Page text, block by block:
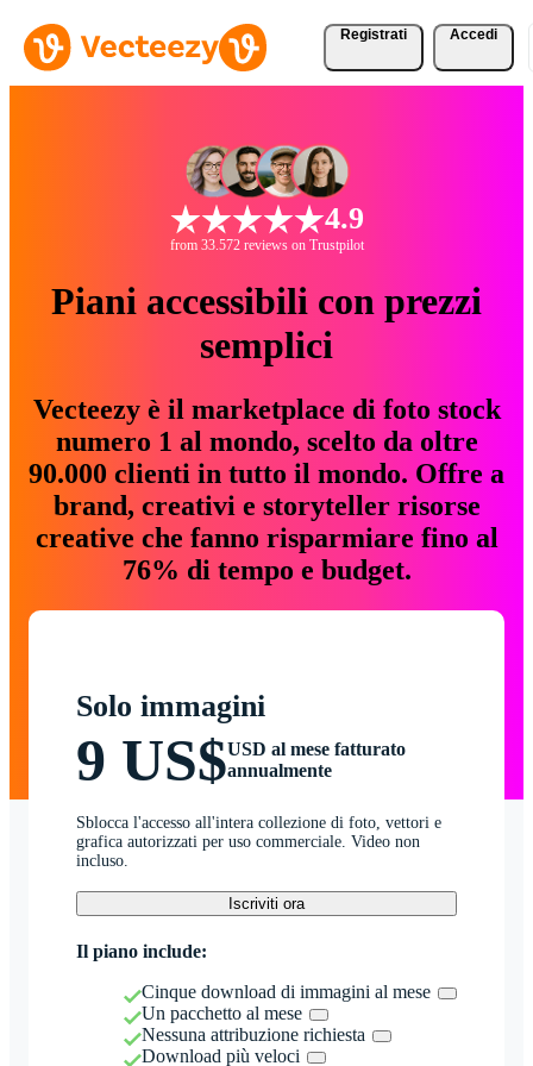
Registrati Accedi
4.9
from 33.572 reviews on Trustpilot
Piani accessibili con prezzi
semplici
Vecteezy è il marketplace di foto stock
numero 1 al mondo, scelto da oltre
90.000 clienti in tutto il mondo. Offre a
brand, creativi e storyteller risorse
creative che fanno risparmiare fino al
76% di tempo e budget.
Solo immagini
9 US$USD al mese fatturato
annualmente
Sblocca l'accesso all'intera collezione di foto, vettori e
grafica autorizzati per uso commerciale. Video non
incluso.
Iscriviti ora
Il piano include:
Cinque download di immagini al mese
Un pacchetto al mese
Nessuna attribuzione richiesta
Download più veloci